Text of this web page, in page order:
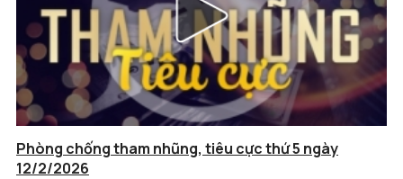
Phòng chống tham nhũng, tiêu cực thứ 5 ngày
12/2/2026